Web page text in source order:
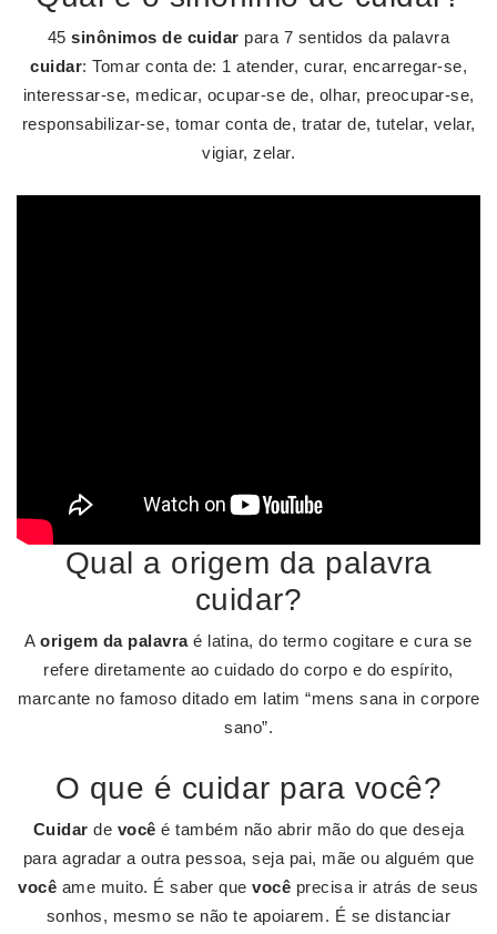
45sinônimos de cuidar para 7 sentidos da palavra
cuidar: Tomar conta de: 1 atender, curar, encarregar-se,
interessar-se, medicar, ocupar-se de, olhar, preocupar-se,
responsabilizar-se, tomar conta de, tratar de, tutelar, velar,
vigiar, zelar.
Qual a origem da palavra
cuidar?
Aorigem da palavraé latina, do termo cogitare e cura se
refere diretamente ao cuidado do corpo e do espírito,
marcante no famoso ditado em latim “mens sana in corpore
sano”.
O que é cuidar para você?
Cuidar de você é também não abrir mão do que deseja
para agradar a outra pessoa, seja pai, mãe ou alguém que
você ame muito. É saber quevocê precisa ir atrás de seus
sonhos, mesmo se não te apoiarem. É se distanciar